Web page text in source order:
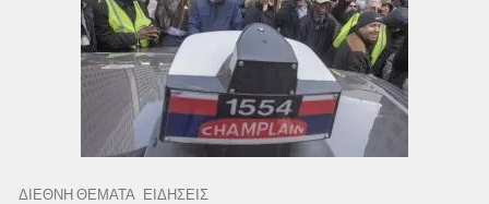
ΔΙΕΘΝΗ ΘΕΜΑΤΑ ΕΙΔΗΣΕΙΣ